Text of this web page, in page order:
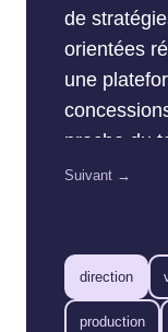
de
orientées
une
proche du
données
le
la vie de
Suivant →
direction
production